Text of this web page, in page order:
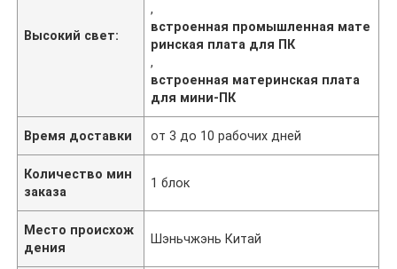
Высокий свет:
,
встроенная промышленная мате
ринская плата для ПК
,
встроенная материнская плата
для мини-ПК
Время доставки от 3 до 10 рабочих дней
Количество мин
заказа
1 блок
Место происхож
дения
Шэньчжэнь Китай